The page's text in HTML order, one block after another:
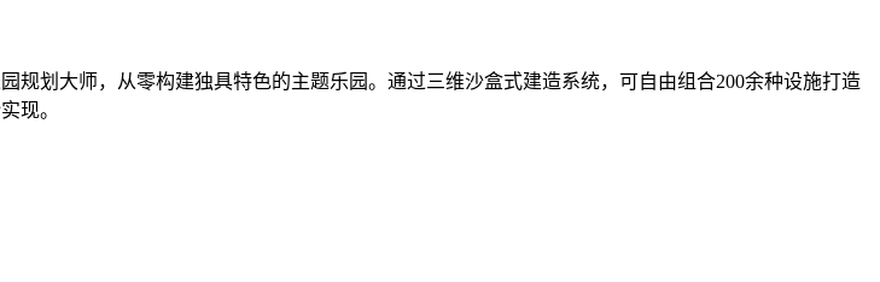
规划大师，从零构建独具特色的主题乐园。通过三维沙盒式建造系统，可自由组合200余种设施打造
现。